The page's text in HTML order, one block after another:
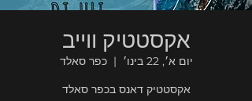
אקסטטיק ווייב
יום א׳, 22 בינו׳
  |
כפר סאלד
אקסטטיק דאנס בכפר סאלד